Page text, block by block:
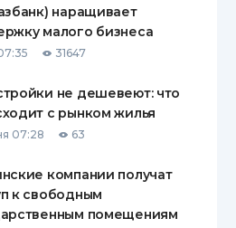
ПО
КОМПАНИИ
наращивает
малого бизнеса
31647
не дешевеют: что
с рынком жилья
07:28 63
компании получат
к свободным
помещениям